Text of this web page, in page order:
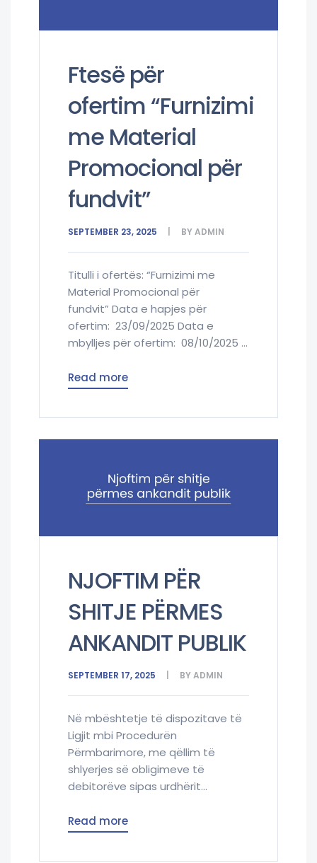
Ftesë për
ofertim “Furnizimi
me Material
Promocional për
fundvit”
SEPTEMBER 23, 2025 BYADMIN
Titulli i ofertës: “Furnizimi me
Material Promocional për
fundvit” Data e hapjes për
ofertim: 23/09/2025 Data e
mbylljes për ofertim: 08/10/2025 ...
Read more
NJOFTIM PËR
SHITJE PËRMES
ANKANDIT PUBLIK
SEPTEMBER 17, 2025 BYADMIN
Në mbështetje të dispozitave të
Ligjit mbi Procedurën
Përmbarimore, me qëllim të
shlyerjes së obligimeve të
debitorëve sipas urdhërit...
Read more